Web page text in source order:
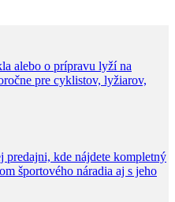
alebo o prípravu lyží na
pre cyklistov, lyžiarov,
predajni, kde nájdete kompletný
športového náradia aj s jeho